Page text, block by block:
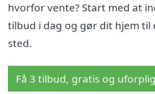
hvorfor vente? Start med at
tilbud i dag og gør dit hjem til
sted.
Få 3 tilbud, gratis og